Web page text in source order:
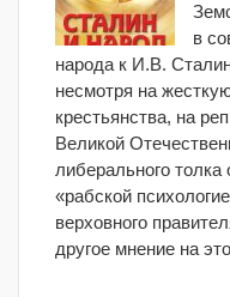
в
народа к И.В.
несмотря на
крестьянства, на
Великой
либерального
«рабской
верховного
другое мнение на